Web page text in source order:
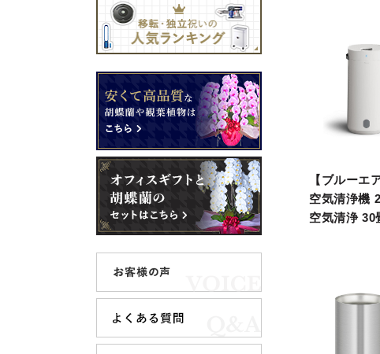
【ブルーエ
空気清浄機
空気清浄 30